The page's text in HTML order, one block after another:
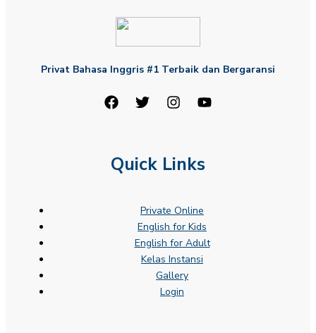
Privat Bahasa Inggris #1 Terbaik dan Bergaransi
Quick Links
Private Online
English for Kids
English for Adult
Kelas Instansi
Gallery
Login